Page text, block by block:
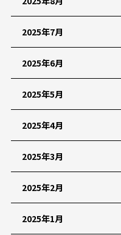
2025年7月
2025年6月
2025年5月
2025年4月
2025年3月
2025年2月
2025年1月